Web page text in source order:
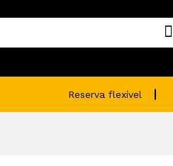
Reserva flexível